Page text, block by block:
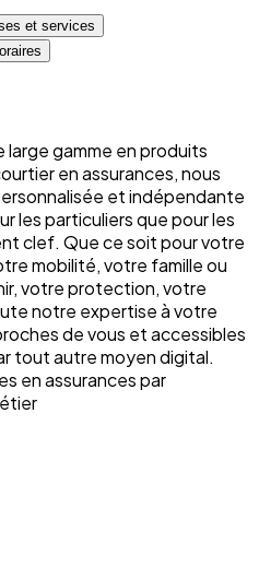
et services
gamme en produits
en assurances, nous
et indépendante
les particuliers que pour les
clef. Que ce soit pour votre
mobilité, votre famille ou
votre protection, votre
notre expertise à votre
de vous et accessibles
tout autre moyen digital.
en assurances par